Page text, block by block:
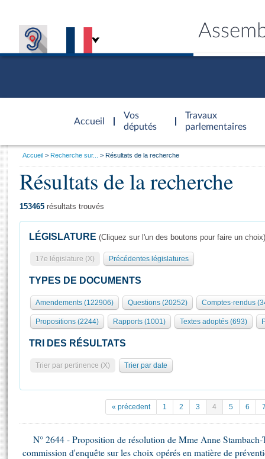
Accueil
d'accueil
Vos
députés
Travaux
parlementaires
Présidence
577 députés
Groupes politiques
Séance publique
Commissions et autres organes
Europe et International
Pétitions
Projets de loi
Propositions de loi
Général
Rôle et pouvoirs de l'Assemblée
Organisation de l'Assemblée
Présidence Conférence des Présidents Bureau Collège des
Statistiques et chiffres clés
Documents de référence
( Constitution | Règlement de l'Assemblée ... )
Visiter l'Assemblée
Visite virtuelle du palais Bourbon
Assister à une séance
Contacts et plan d'accès
Vous
Accueil Recherche sur... Résultats de la recherche
Résultats de la recherche
153465 résultats trouvés
LÉGISLATURE (Cliquez sur l'un des boutons pour faire un choix)
17e législature (X) Précédentes législatures
TYPES DE DOCUMENTS
Amendements (122906) Questions (20252) Comptes-rendus
Propositions (2244) Rapports (1001) Textes adoptés (693)
TRI DES RÉSULTATS
Trier par pertinence (X) Trier par date
« précedent 1 2 3 4 5 6
N° 2644 - Proposition de résolution de Mme Anne
commission d'enquête sur les choix opérés en matière de